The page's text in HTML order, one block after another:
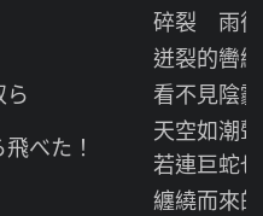
碎裂 雨後
迸裂的轡繩
ら
看不見陰
べた！
天空如潮
若連巨蛇
纏繞而來